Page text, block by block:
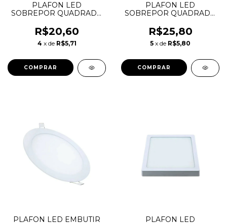
PLAFON LED
SOBREPOR QUADRADO
TASCHIBRA
R$20,60
4 x de R$5,71
PLAFON LED
SOBREPOR QUADRADO
TASCHIBRA
R$25,80
5 x de R$5,80
PLAFON LED EMBUTIR
PLAFON LED